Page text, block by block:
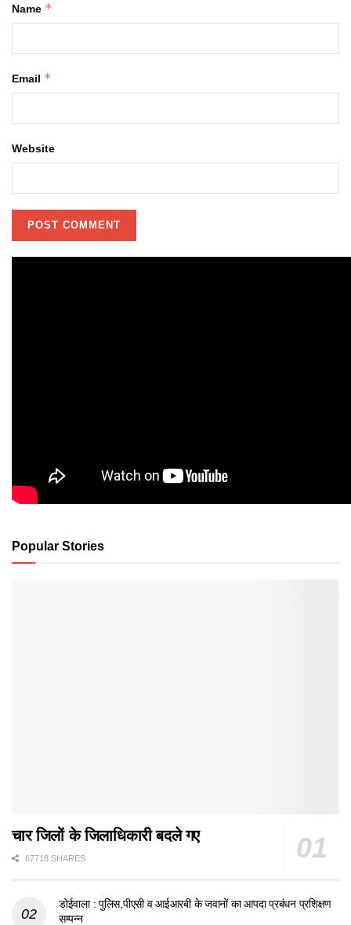
Name *
Email *
Website
Popular Stories
चार जिलों के जिलाधिकारी बदले गए
67718 SHARES
डोईवाला : पुलिस,पीएसी व आईआरबी के जवानों का आपदा प्रबंधन प्रशिक्षण
सम्पन्न